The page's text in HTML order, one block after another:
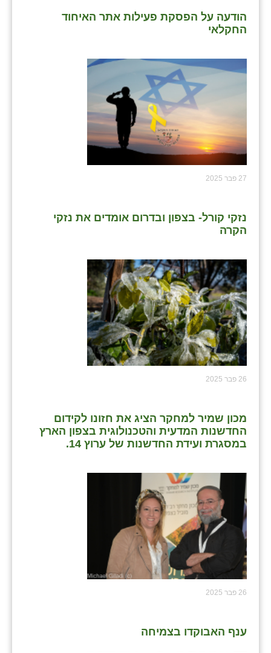
הודעה על הפסקת פעילות אתר האיחוד
החקלאי
27 פבר 2025
נזקי קורל- בצפון ובדרום אומדים את נזקי
הקרה
26 פבר 2025
מכון שמיר למחקר הציג את חזונו לקידום
החדשנות המדעית והטכנולוגית בצפון הארץ
במסגרת ועידת החדשנות של ערוץ 14.
26 פבר 2025
ענף האבוקדו בצמיחה